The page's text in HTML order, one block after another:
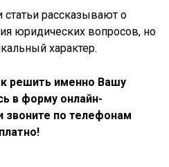
рассказывают о
юридических вопросов, но
характер.
решить именно Вашу
в форму онлайн-
звоните по телефонам